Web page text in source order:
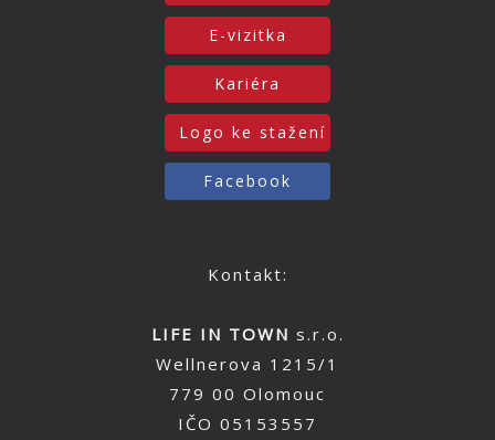
E-vizitka
Kariéra
Logo ke stažení
Facebook
Kontakt:
LIFE IN TOWN s.r.o.
Wellnerova 1215/1
779 00 Olomouc
IČO 05153557